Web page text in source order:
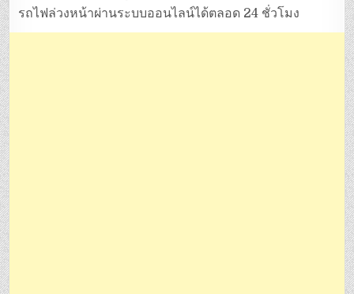
รถไฟล่วงหน้าผ่านระบบออนไลน์ได้ตลอด 24 ชั่วโมง